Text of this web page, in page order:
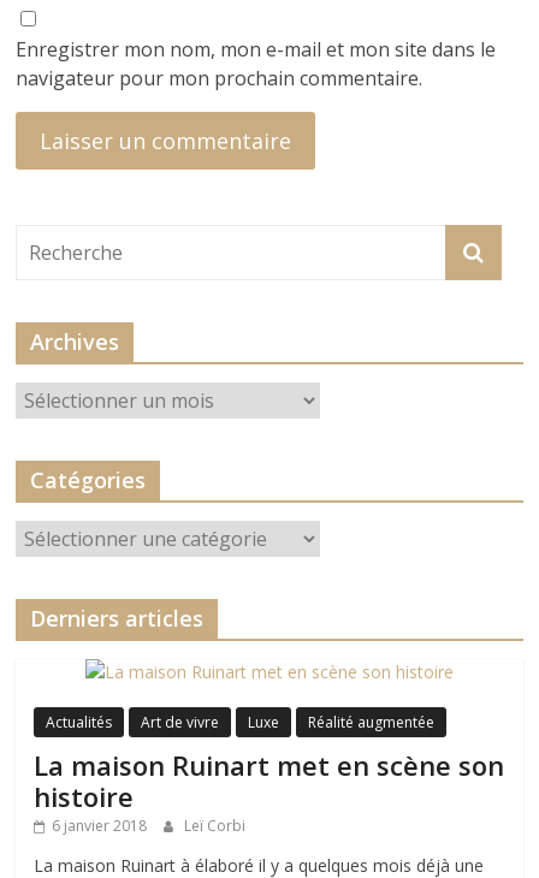
Enregistrer mon nom, mon e-mail et mon site dans le
navigateur pour mon prochain commentaire.
Archives
Archives
Catégories
Catégories
Derniers articles
Actualités Art de vivre Luxe Réalité augmentée
La maison Ruinart met en scène son
histoire
6 janvier 2018 Leï Corbi
La maison Ruinart à élaboré il y a quelques mois déjà une